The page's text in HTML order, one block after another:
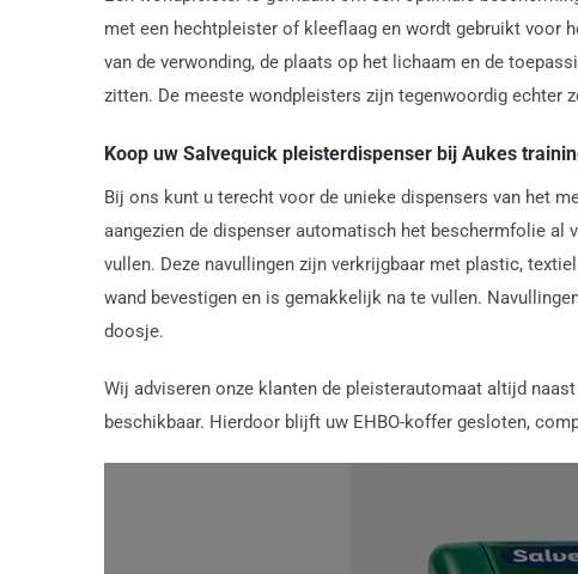
met een hechtpleister of kleeflaag en wordt gebruikt voor
van de verwonding, de plaats op het lichaam en de
zitten. De meeste wondpleisters zijn tegenwoordig echter
Koop uw Salvequick pleisterdispenser bij Aukes
Bij ons kunt u terecht voor de unieke dispensers van het
aangezien de dispenser automatisch het beschermfolie al
vullen. Deze navullingen zijn verkrijgbaar met plastic,
wand bevestigen en is gemakkelijk na te vullen.
doosje.
Wij adviseren onze klanten de pleisterautomaat altijd
beschikbaar. Hierdoor blijft uw EHBO-koffer gesloten,